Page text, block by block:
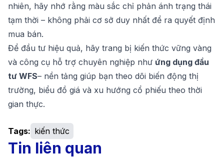
nhiên, hãy nhớ rằng màu sắc chỉ phản ánh trạng thái
tạm thời – không phải cơ sở duy nhất để ra quyết định
mua bán.
Để đầu tư hiệu quả, hãy trang bị kiến thức vững vàng
và công cụ hỗ trợ chuyên nghiệp như ứng dụng đầu
tư WFS– nền tảng giúp bạn theo dõi biến động thị
trường, biểu đồ giá và xu hướng cổ phiếu theo thời
gian thực.
Tags: kiến thức
Tin liên quan